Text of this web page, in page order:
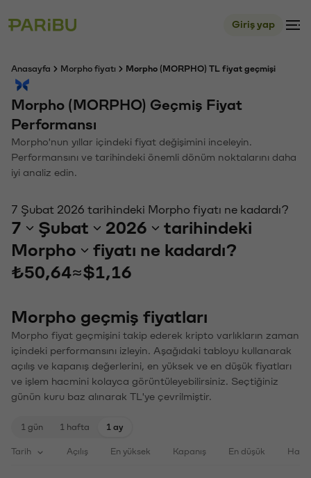
Giriş yap
Anasayfa Morpho fiyatı Morpho (MORPHO) TL fiyat geçmişi
Morpho (MORPHO) Geçmiş Fiyat
Performansı
Morpho'nun yıllar içindeki fiyat değişimini inceleyin.
Performansını ve tarihindeki önemli dönüm noktalarını daha
iyi analiz edin.
7 Şubat 2026 tarihindeki Morpho fiyatı ne kadardı?
7 Şubat 2026
tarihindeki
Morpho
fiyatı ne kadardı?
₺50,64≈$1,16
Morpho geçmiş fiyatları
Morpho fiyat geçmişini takip ederek kripto varlıkların zaman
içindeki performansını izleyin. Aşağıdaki tabloyu kullanarak
açılış ve kapanış değerlerini, en yüksek ve en düşük fiyatları
ve işlem hacmini kolayca görüntüleyebilirsiniz. Seçtiğiniz
günün kuru baz alınarak TL'ye çevrilmiştir.
1 gün 1 hafta 1 ay
Tarih Açılış En yüksek Kapanış En düşük